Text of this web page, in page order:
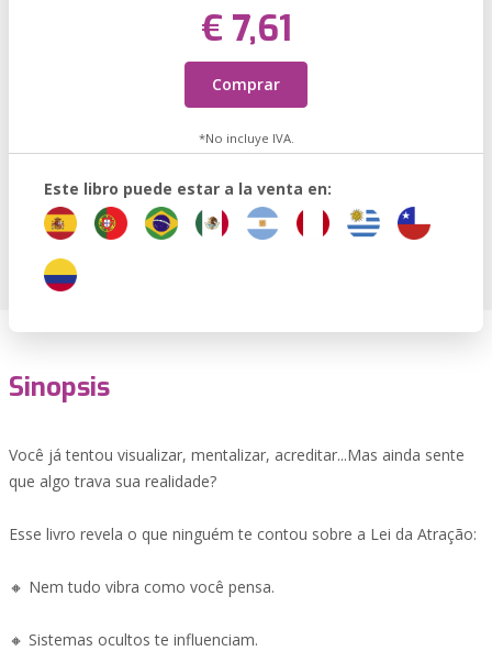
€ 7,61
Comprar
*No incluye IVA.
Este libro puede estar a la venta en:
Sinopsis
Você já tentou visualizar, mentalizar, acreditar...Mas ainda sente
que algo trava sua realidade?
Esse livro revela o que ninguém te contou sobre a Lei da Atração:
🔸 Nem tudo vibra como você pensa.
🔸 Sistemas ocultos te influenciam.